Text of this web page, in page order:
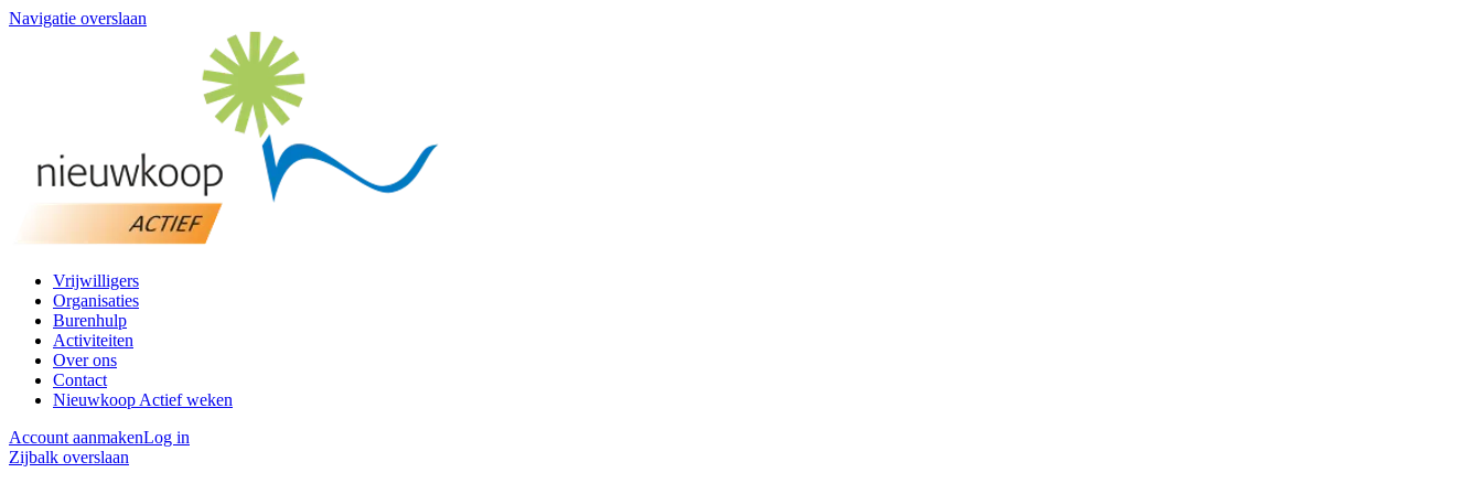
Navigatie overslaan
Vrijwilligers
Organisaties
Burenhulp
Activiteiten
Over ons
Contact
Nieuwkoop Actief weken
Account aanmakenLog in
Zijbalk overslaan